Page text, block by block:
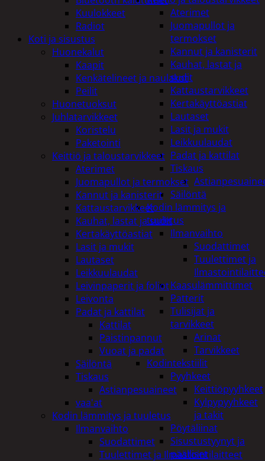
Aterimet
Juomapullot ja
termokset
Kannut ja kanisterit
Kauhat, lastat ja
sudit
Kattaustarvikkeet
Kertakäyttöastiat
Lautaset
Lasit ja mukit
Leikkuulaudat
Padat ja kattilat
Tiskaus
Säilöntä
Kodin lämmitys ja
tuuletus
Ilmanvaihto
Suodattimet
Tuulettimet ja
Kaasulämmittimet
Patterit
Tulisijat ja
tarvikkeet
Arinat
Tarvikkeet
Kodintekstiilit
Pyyhkeet
Keittiöpyyhkeet
Kylpypyyhkeet
ja takit
Pöytäliinat
Sisustustyynyt ja
päälliset
Kuulokkeet
Radiot
Koti ja sisustus
Huonekalut
Kaapit
Kenkätelineet ja naulakot
Peilit
Huonetuoksut
Juhlatarvikkeet
Koristelu
Paketointi
Keittiö ja taloustarvikkeet
Aterimet
Juomapullot ja termokset
Kannut ja kanisterit
Kattaustarvikkeet
Kauhat, lastat ja sudit
Kertakäyttöastiat
Lasit ja mukit
Lautaset
Leikkuulaudat
Leivinpaperit ja foliot
Leivonta
Padat ja kattilat
Kattilat
Paistinpannut
Vuoat ja padat
Säilöntä
Tiskaus
Astianpesuaineet
vaa'at
Kodin lämmitys ja tuuletus
Ilmanvaihto
Suodattimet
Tuulettimet ja Ilmastointilaitteet